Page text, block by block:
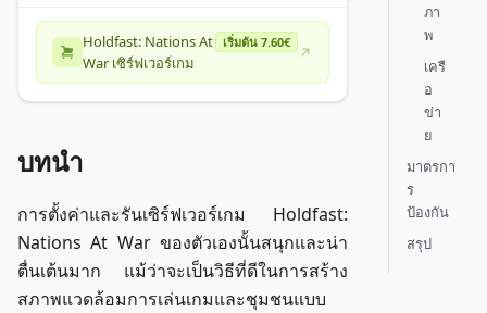
Holdfast: Nations At
War เซิร์ฟเวอร์เกม
เริ่มต้น 7.60€
บทนำ
การตั้งค่าและรันเซิร์ฟเวอร์เกม Holdfast:
Nations At War ของตัวเองนั้นสนุกและน่า
ตื่นเต้นมาก แม้ว่าจะเป็นวิธีที่ดีในการสร้าง
สภาพแวดล้อมการเล่นเกมและชุมชนแบบ
ภา
พ
เครื
อ
ข่า
ย
มาตรกา
ร
ป้องกัน
สรุป